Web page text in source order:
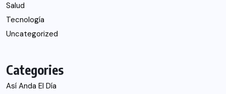
Salud
Tecnología
Uncategorized
Categories
Así Anda El Día